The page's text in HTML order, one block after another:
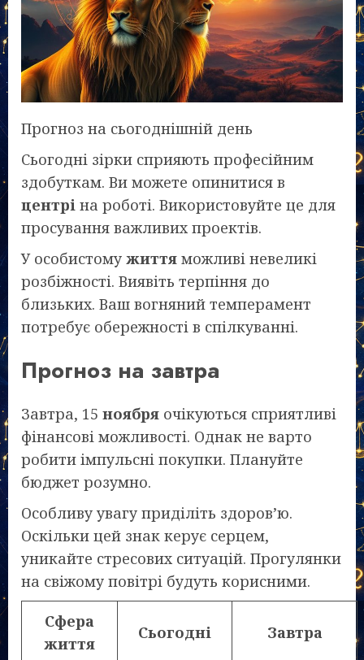
Прогноз на сьогоднішній день
Сьогодні зірки сприяють професійним
здобуткам. Ви можете опинитися в
центрі на роботі. Використовуйте це для
просування важливих проектів.
У особистому життя можливі невеликі
розбіжності. Виявіть терпіння до
близьких. Ваш вогняний темперамент
потребує обережності в спілкуванні.
Прогноз на завтра
Завтра, 15 ноября очікуються сприятливі
фінансові можливості. Однак не варто
робити імпульсні покупки. Плануйте
бюджет розумно.
Особливу увагу приділіть здоров’ю.
Оскільки цей знак керує серцем,
уникайте стресових ситуацій. Прогулянки
на свіжому повітрі будуть корисними.
Сфера
життя
Сьогодні Завтра